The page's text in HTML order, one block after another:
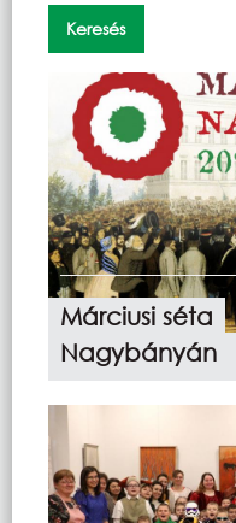
Márciusi séta
Nagybányán